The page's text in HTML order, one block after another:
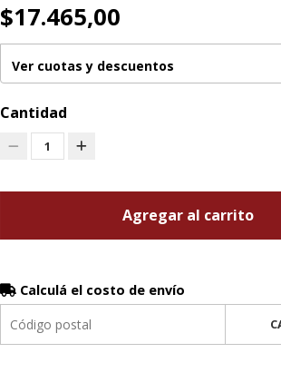
$17.465,00
Ver cuotas y descuentos
Cantidad
1
Agregar al carrito
Calculá el costo de envío